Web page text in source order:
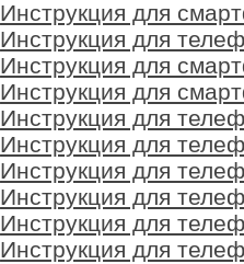
Инструкция для
Инструкция для
Инструкция для
Инструкция для
Инструкция для
Инструкция для
Инструкция для
Инструкция для
Инструкция для
Инструкция для